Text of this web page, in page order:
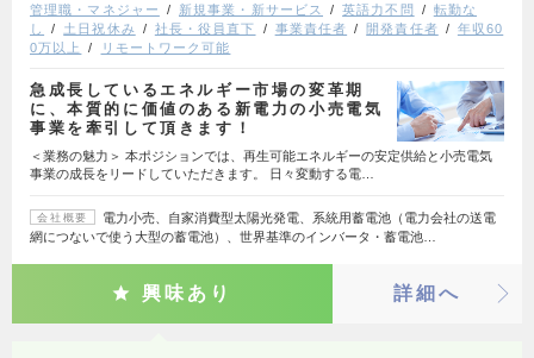
管理職・マネジャー
新規事業・新サービス 英語力不問
転勤な
し
土日祝休み 社長・役員直下 事業責任者 開発責任者
年収60
0万以上
リモートワーク可能
急成長しているエネルギー市場の変革期
に、本質的に価値のある新電力の小売電気
事業を牽引して頂きます！
＜業務の魅力＞ 本ポジションでは、再生可能エネルギーの安定供給と小売電気
事業の成長をリードしていただきます。 日々変動する電…
会社概要
電力小売、自家消費型太陽光発電、系統用蓄電池（電力会社の送電
網につないで使う大型の蓄電池）、世界基準のインバータ・蓄電池…
興味あり 詳細へ